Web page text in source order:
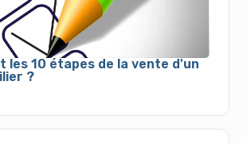
les 10 étapes de la vente d'un
?